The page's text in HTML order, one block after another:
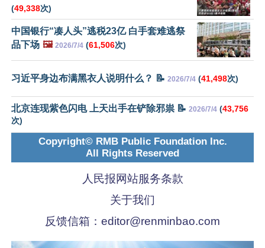
(49,338次)
中国银行“凑人头”逃税23亿 白手套难逃祭
品下场 🖼️ 2026/7/4 (61,506次)
习近平身边布满黑衣人说明什么？ 📝 2026/7/4 (41,498次)
北京连现紫色闪电 上天出手在铲除邪祟 📝 2026/7/4 (43,756
次)
Copyright© RMB Public Foundation Inc.
All Rights Reserved
人民报网站服务条款
关于我们
反馈信箱： editor@renminbao.com